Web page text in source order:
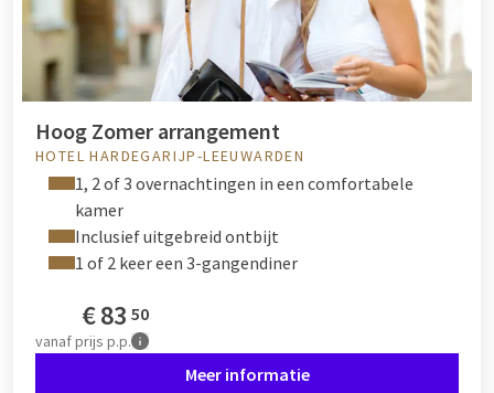
Hoog Zomer arrangement
HOTEL HARDEGARIJP-LEEUWARDEN
1, 2 of 3 overnachtingen in een comfortabele
kamer
Inclusief uitgebreid ontbijt
1 of 2 keer een 3-gangendiner
€83 50
vanafprijs p.p.
Meer informatie